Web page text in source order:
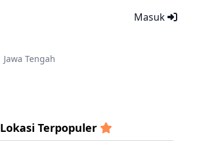
Masuk
Jawa Tengah
Lokasi Terpopuler